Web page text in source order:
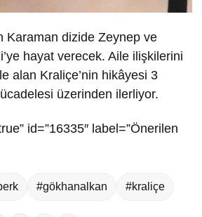
Karaman dizide Zeynep ve
hayat verecek. Aile ilişkilerini
alan Kraliçe’nin hikâyesi 3
üzerinden ilerliyor.
id=”16335″ label=”Önerilen
#gökhanalkan #kraliçe